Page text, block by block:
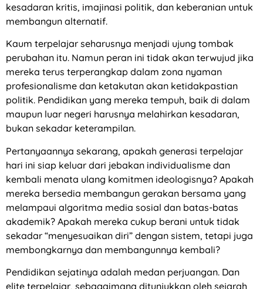
kesadaran kritis, imajinasi politik, dan keberanian untuk
membangun alternatif.
Kaum terpelajar seharusnya menjadi ujung tombak
perubahan itu. Namun peran ini tidak akan terwujud jika
mereka terus terperangkap dalam zona nyaman
profesionalisme dan ketakutan akan ketidakpastian
politik. Pendidikan yang mereka tempuh, baik di dalam
maupun luar negeri harusnya melahirkan kesadaran,
bukan sekadar keterampilan.
Pertanyaannya sekarang, apakah generasi terpelajar
hari ini siap keluar dari jebakan individualisme dan
kembali menata ulang komitmen ideologisnya? Apakah
mereka bersedia membangun gerakan bersama yang
melampaui algoritma media sosial dan batas-batas
akademik? Apakah mereka cukup berani untuk tidak
sekadar “menyesuaikan diri” dengan sistem, tetapi juga
membongkarnya dan membangunnya kembali?
Pendidikan sejatinya adalah medan perjuangan. Dan
elite terpelajar, sebagaimana ditunjukkan oleh sejarah